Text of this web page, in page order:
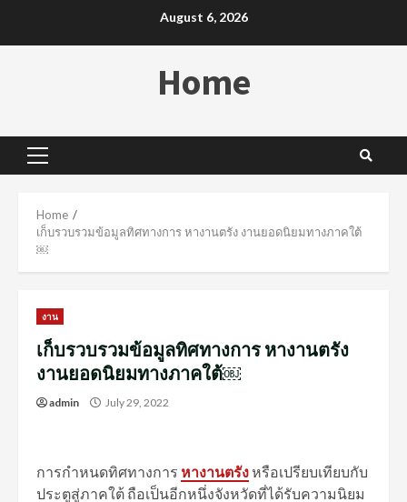
August 6, 2026
Home
Primary
Home
เก็บรวบรวมข้อมูลทิศทางการ หางานตรัง งานยอดนิยมทางภาคใต้
￼
งาน
เก็บรวบรวมข้อมูลทิศทางการ หางานตรัง
งานยอดนิยมทางภาคใต้￼
admin July 29, 2022
การกำหนดทิศทางการ หางานตรังหรือเปรียบเทียบกับ
ประตูสู่ภาคใต้ ถือเป็นอีกหนึ่งจังหวัดที่ได้รับความนิยม